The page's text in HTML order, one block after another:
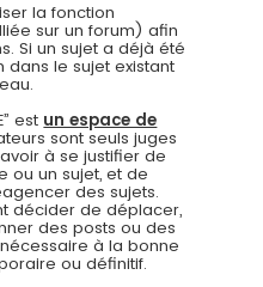
la fonction
sur un forum) afin
Si un sujet a déjà été
dans le sujet existant
est un espace de
sont seuls juges
à se justifier de
ou un sujet, et de
des sujets.
décider de déplacer,
des posts ou des
à la bonne
ou définitif.